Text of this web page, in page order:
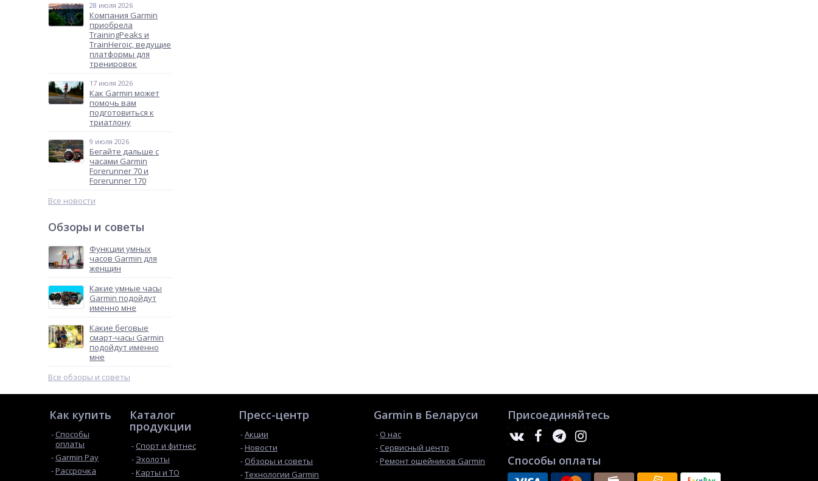
28 июля 2026
Компания Garmin
приобрела
TrainingPeaks и
TrainHeroic, ведущие
платформы для
тренировок
17 июля 2026
Как Garmin может
помочь вам
подготовиться к
триатлону
9 июля 2026
Бегайте дальше с
часами Garmin
Forerunner 70 и
Forerunner 170
Все новости
Обзоры и советы
Функции умных
часов Garmin для
женщин
Какие умные часы
Garmin подойдут
именно мне
Какие беговые
смарт-часы Garmin
подойдут именно
мне
Все обзоры и советы
Как купить
Способы
оплаты
Garmin Pay
Рассрочка
Каталог
продукции
Спорт и фитнес
Эхолоты
Карты и ТО
Пресс-центр
Акции
Новости
Обзоры и советы
Технологии Garmin
Garmin в Беларуси
О нас
Сервисный центр
Ремонт ошейников Garmin
Присоединяйтесь
Способы оплаты